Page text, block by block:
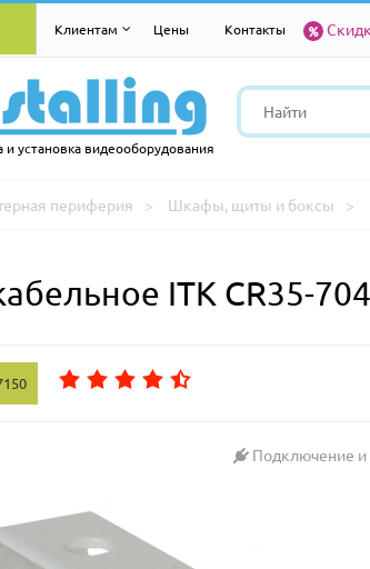
Клиентам Цены Контакты
и установка видеооборудования
периферия Шкафы, щиты и боксы
ITK CR35-
Подключение и